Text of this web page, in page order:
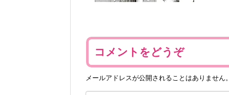
コメントをどうぞ
メールアドレスが公開されることはありません。